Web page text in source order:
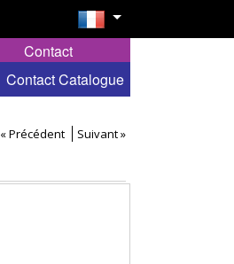
Contact Catalogue
Contact
« Précédent Suivant »